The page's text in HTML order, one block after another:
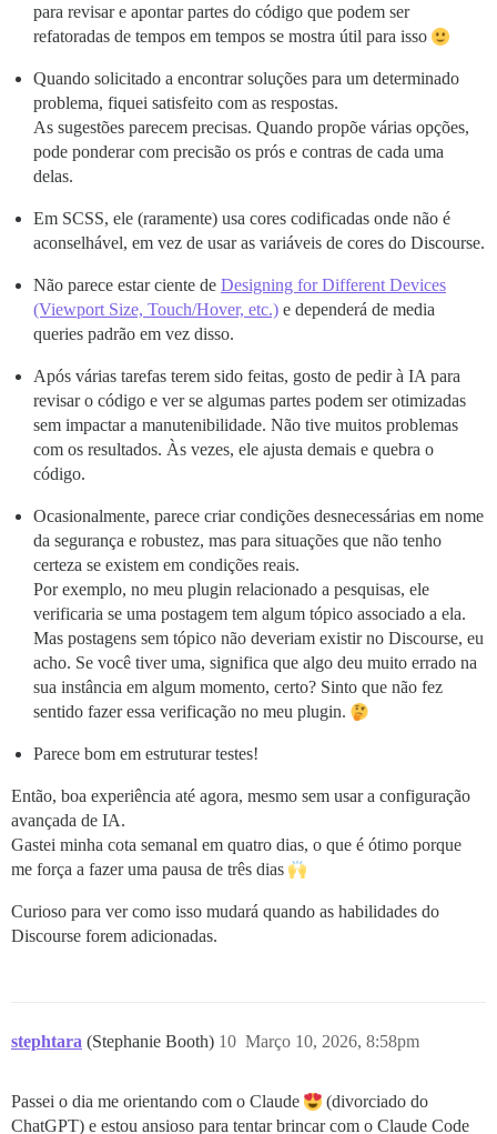
para revisar e apontar partes do código que podem ser
refatoradas de tempos em tempos se mostra útil para isso
Quando solicitado a encontrar soluções para um determinado
problema, fiquei satisfeito com as respostas.
As sugestões parecem precisas. Quando propõe várias opções,
pode ponderar com precisão os prós e contras de cada uma
delas.
Em SCSS, ele (raramente) usa cores codificadas onde não é
aconselhável, em vez de usar as variáveis de cores do Discourse.
Não parece estar ciente de Designing for Different Devices
(Viewport Size, Touch/Hover, etc.) e dependerá de media
queries padrão em vez disso.
Após várias tarefas terem sido feitas, gosto de pedir à IA para
revisar o código e ver se algumas partes podem ser otimizadas
sem impactar a manutenibilidade. Não tive muitos problemas
com os resultados. Às vezes, ele ajusta demais e quebra o
código.
Ocasionalmente, parece criar condições desnecessárias em nome
da segurança e robustez, mas para situações que não tenho
certeza se existem em condições reais.
Por exemplo, no meu plugin relacionado a pesquisas, ele
verificaria se uma postagem tem algum tópico associado a ela.
Mas postagens sem tópico não deveriam existir no Discourse, eu
acho. Se você tiver uma, significa que algo deu muito errado na
sua instância em algum momento, certo? Sinto que não fez
sentido fazer essa verificação no meu plugin.
Parece bom em estruturar testes!
Então, boa experiência até agora, mesmo sem usar a configuração
avançada de IA.
Gastei minha cota semanal em quatro dias, o que é ótimo porque
me força a fazer uma pausa de três dias
Curioso para ver como isso mudará quando as habilidades do
Discourse forem adicionadas.
stephtara (Stephanie Booth) Março 10, 2026, 8:58pm
10
Passei o dia me orientando com o Claude
(divorciado do
ChatGPT) e estou ansioso para tentar brincar com o Claude Code